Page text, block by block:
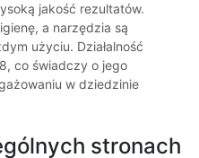
jakość rezultatów.
a narzędzia są
użyciu. Działalność
co świadczy o jego
w dziedzinie
stronach